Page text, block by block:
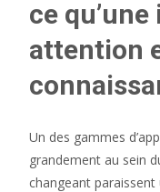
ce
attention
Un des gammes
grandement au sein
changeant